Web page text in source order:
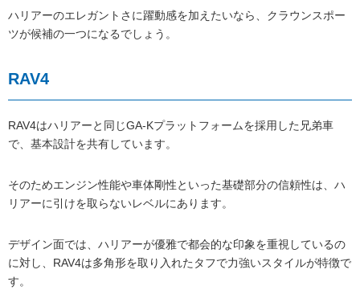
ハリアーのエレガントさに躍動感を加えたいなら、クラウンスポー
ツが候補の一つになるでしょう。
RAV4
RAV4はハリアーと同じGA-Kプラットフォームを採用した兄弟車
で、基本設計を共有しています。
そのためエンジン性能や車体剛性といった基礎部分の信頼性は、ハ
リアーに引けを取らないレベルにあります。
デザイン面では、ハリアーが優雅で都会的な印象を重視しているの
に対し、RAV4は多角形を取り入れたタフで力強いスタイルが特徴で
す。